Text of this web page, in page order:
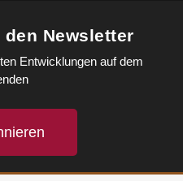
Newsletter
Entwicklungen auf dem